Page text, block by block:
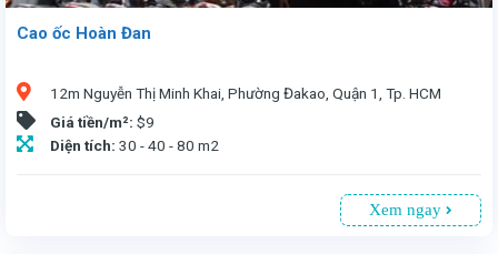
Cao ốc Hoàn Đan
12m Nguyễn Thị Minh Khai, Phường Đakao, Quận 1, Tp. HCM
Giá tiền/m²: $9
Diện tích: 30 - 40 - 80 m2
Xem ngay